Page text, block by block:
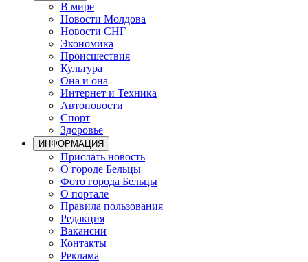
В мире
Новости Молдова
Новости СНГ
Экономика
Происшествия
Культура
Она и она
Интернет и Техника
Автоновости
Спорт
Здоровье
ИНФОРМАЦИЯ
Прислать новость
О городе Бельцы
Фото города Бельцы
О портале
Правила пользования
Редакция
Вакансии
Контакты
Реклама